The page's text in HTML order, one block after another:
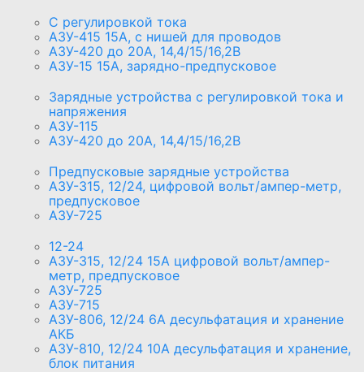
С регулировкой тока
АЗУ-415 15А, с нишей для проводов
АЗУ-420 до 20А, 14,4/15/16,2В
АЗУ-15 15А, зарядно-предпусковое
Зарядные устройства с регулировкой тока и
напряжения
АЗУ-115
АЗУ-420 до 20А, 14,4/15/16,2В
Предпусковые зарядные устройства
АЗУ-315, 12/24, цифровой вольт/ампер-метр,
предпусковое
АЗУ-725
12-24
АЗУ-315, 12/24 15А цифровой вольт/ампер-
метр, предпусковое
АЗУ-725
АЗУ-715
АЗУ-806, 12/24 6А десульфатация и хранение
АКБ
АЗУ-810, 12/24 10А десульфатация и хранение,
блок питания